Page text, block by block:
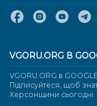
VGORU.ORG В
VGORU.ORG в
Підписуйтеся, щоб
Херсонщини сьогодні